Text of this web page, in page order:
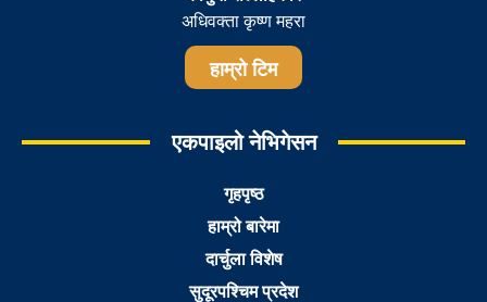
अधिवक्ता कृष्ण महरा
हाम्रो टिम
एकपाइलो नेभिगेसन
गृहपृष्ठ
हाम्रो बारेमा
दार्चुला विशेष
सुदूरपश्चिम प्रदेश